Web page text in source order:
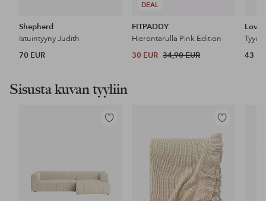
Shepherd
Istuintyyny Judith
70 EUR
DEAL
FITPADDY
Hierontarulla Pink Edition
30 EUR 34,90 EUR 43
Sisusta kuvan tyyliin
Lisää
Lisää
suosikkeihin